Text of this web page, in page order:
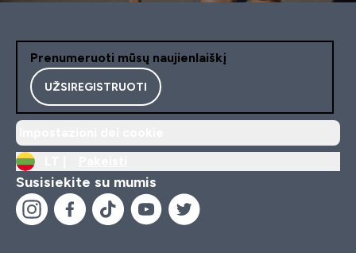
Prenumeruoti mūsų naujienlaiškį
UŽSIREGISTRUOTI
Susisiekite su mumis